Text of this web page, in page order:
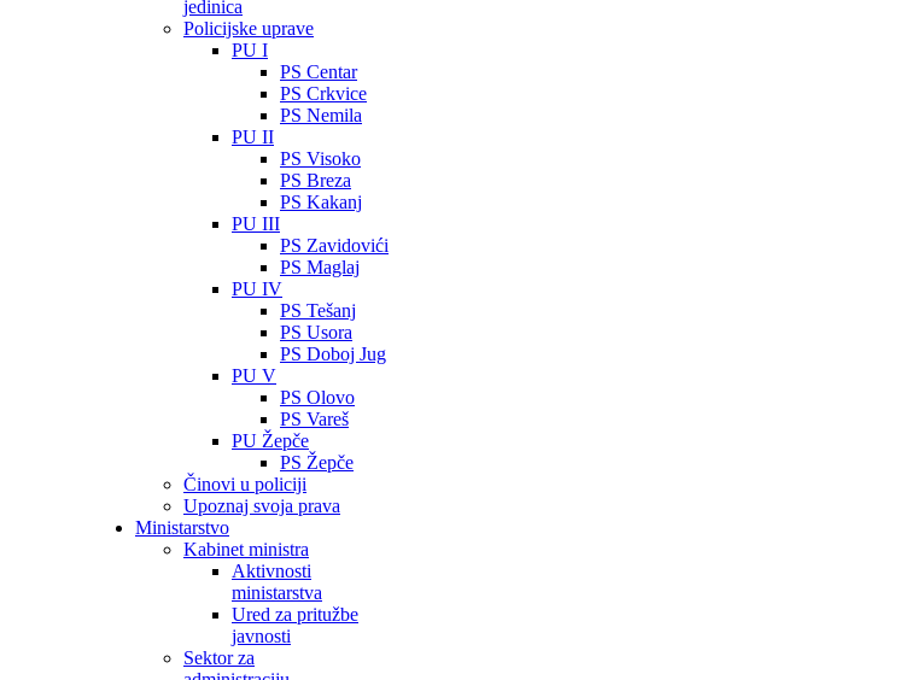
jedinica
Policijske uprave
PU I
PS Centar
PS Crkvice
PS Nemila
PU II
PS Visoko
PS Breza
PS Kakanj
PU III
PS Zavidovići
PS Maglaj
PU IV
PS Tešanj
PS Usora
PS Doboj Jug
PU V
PS Olovo
PS Vareš
PU Žepče
PS Žepče
Činovi u policiji
Upoznaj svoja prava
Ministarstvo
Kabinet ministra
Aktivnosti
ministarstva
Ured za pritužbe
javnosti
Sektor za